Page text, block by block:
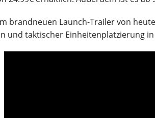
brandneuen Launch-Trailer von
und taktischer Einheitenplatzierung